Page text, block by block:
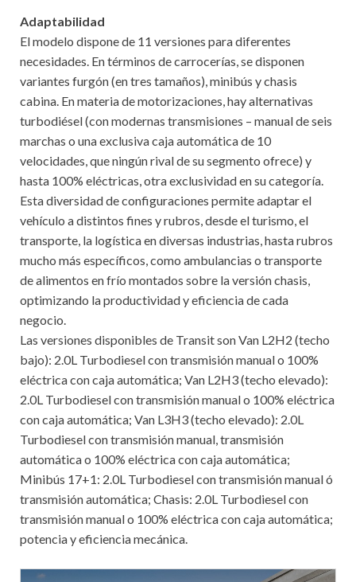
Adaptabilidad
El modelo dispone de 11 versiones para diferentes
necesidades. En términos de carrocerías, se disponen
variantes furgón (en tres tamaños), minibús y chasis
cabina. En materia de motorizaciones, hay alternativas
turbodiésel (con modernas transmisiones – manual de seis
marchas o una exclusiva caja automática de 10
velocidades, que ningún rival de su segmento ofrece) y
hasta 100% eléctricas, otra exclusividad en su categoría.
Esta diversidad de configuraciones permite adaptar el
vehículo a distintos fines y rubros, desde el turismo, el
transporte, la logística en diversas industrias, hasta rubros
mucho más específicos, como ambulancias o transporte
de alimentos en frío montados sobre la versión chasis,
optimizando la productividad y eficiencia de cada
negocio.
Las versiones disponibles de Transit son Van L2H2 (techo
bajo): 2.0L Turbodiesel con transmisión manual o 100%
eléctrica con caja automática; Van L2H3 (techo elevado):
2.0L Turbodiesel con transmisión manual o 100% eléctrica
con caja automática; Van L3H3 (techo elevado): 2.0L
Turbodiesel con transmisión manual, transmisión
automática o 100% eléctrica con caja automática;
Minibús 17+1: 2.0L Turbodiesel con transmisión manual ó
transmisión automática; Chasis: 2.0L Turbodiesel con
transmisión manual o 100% eléctrica con caja automática;
potencia y eficiencia mecánica.